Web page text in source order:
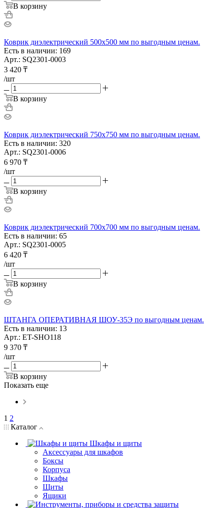
В корзину
Коврик диэлектрический 500х500 мм по выгодным ценам.
Есть в наличии: 169
Арт.: SQ2301-0003
3 420 ₸
/шт
В корзину
Коврик диэлектрический 750х750 мм по выгодным ценам.
Есть в наличии: 320
Арт.: SQ2301-0006
6 970 ₸
/шт
В корзину
Коврик диэлектрический 700х700 мм по выгодным ценам.
Есть в наличии: 65
Арт.: SQ2301-0005
6 420 ₸
/шт
В корзину
ШТАНГА ОПЕРАТИВНАЯ ШОУ-35Э по выгодным ценам.
Есть в наличии: 13
Арт.: ET-SHO118
9 370 ₸
/шт
В корзину
Показать еще
1 2
Каталог
Шкафы и щиты
Аксессуары для шкафов
Боксы
Корпуса
Шкафы
Щиты
Ящики